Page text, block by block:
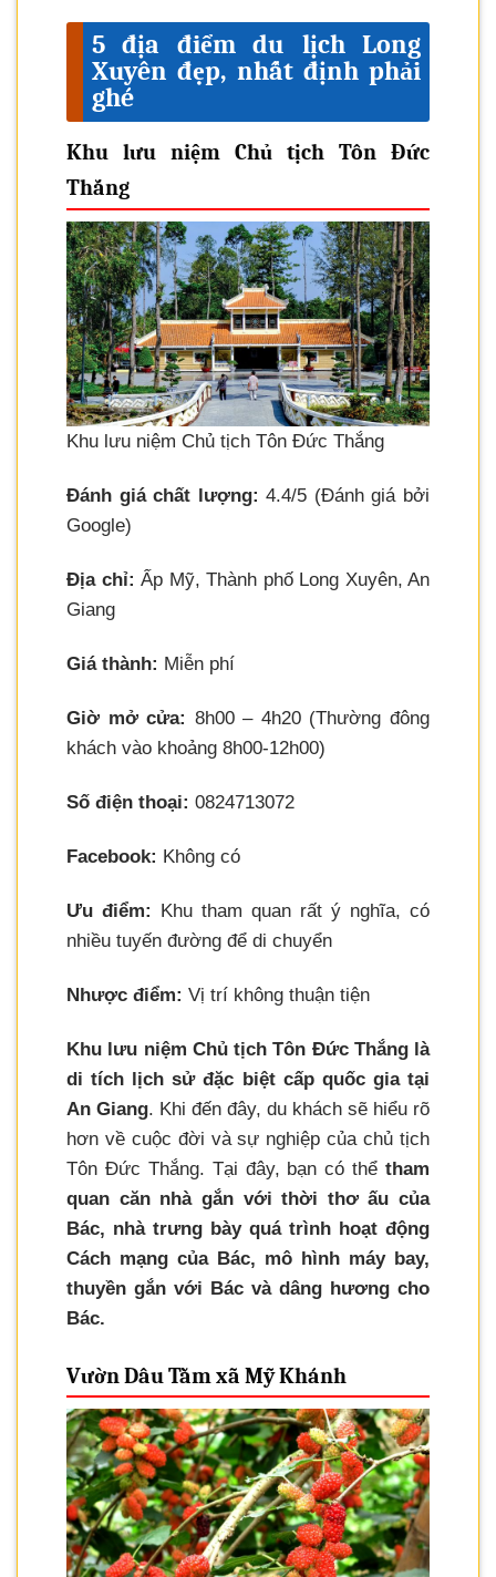
5 địa điểm du lịch Long
Xuyên đẹp, nhất định phải
ghé
Khu lưu niệm Chủ tịch Tôn Đức
Thắng
Khu lưu niệm Chủ tịch Tôn Đức Thắng
Đánh giá chất lượng: 4.4/5 (Đánh giá bởi
Google)
Địa chỉ: Ấp Mỹ, Thành phố Long Xuyên, An
Giang
Giá thành: Miễn phí
Giờ mở cửa: 8h00 – 4h20 (Thường đông
khách vào khoảng 8h00-12h00)
Số điện thoại: 0824713072
Facebook: Không có
Ưu điểm:
Khu tham quan rất ý nghĩa, có
nhiều tuyến đường để di chuyển
Nhược điểm: Vị trí không thuận tiện
Khu lưu niệm Chủ tịch Tôn Đức Thắng là
di tích lịch sử đặc biệt cấp quốc gia tại
An Giang. Khi đến đây, du khách sẽ hiểu rõ
hơn về cuộc đời và sự nghiệp của chủ tịch
Tôn Đức Thắng. Tại đây, bạn có thể tham
quan căn nhà gắn với thời thơ ấu của
Bác, nhà trưng bày quá trình hoạt động
Cách mạng của Bác, mô hình máy bay,
thuyền gắn với Bác và dâng hương cho
Bác.
Vườn Dâu Tằm xã Mỹ Khánh